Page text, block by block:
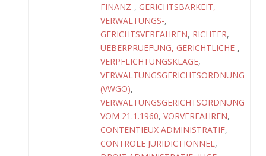
FINANZ-, GERICHTSBARKEIT,
VERWALTUNGS-,
GERICHTSVERFAHREN, RICHTER,
UEBERPRUEFUNG, GERICHTLICHE-,
VERPFLICHTUNGSKLAGE,
VERWALTUNGSGERICHTSORDNUNG
(VWGO),
VERWALTUNGSGERICHTSORDNUNG
VOM 21.1.1960, VORVERFAHREN,
CONTENTIEUX ADMINISTRATIF,
CONTROLE JURIDICTIONNEL,